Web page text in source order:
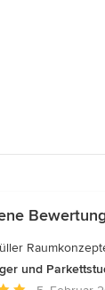
und